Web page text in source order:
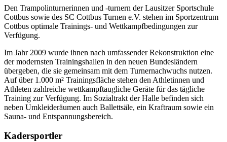
Den Trampolinturnerinnen und -turnern der Lausitzer Sportschule
Cottbus sowie des SC Cottbus Turnen e.V. stehen im Sportzentrum
Cottbus optimale Trainings- und Wettkampfbedingungen zur
Verfügung.
Im Jahr 2009 wurde ihnen nach umfassender Rekonstruktion eine
der modernsten Trainingshallen in den neuen Bundesländern
übergeben, die sie gemeinsam mit dem Turnernachwuchs nutzen.
Auf über 1.000 m² Trainingsfläche stehen den Athletinnen und
Athleten zahlreiche wettkampftaugliche Geräte für das tägliche
Training zur Verfügung. Im Sozialtrakt der Halle befinden sich
neben Umkleideräumen auch Ballettsäle, ein Kraftraum sowie ein
Sauna- und Entspannungsbereich.
Kadersportler